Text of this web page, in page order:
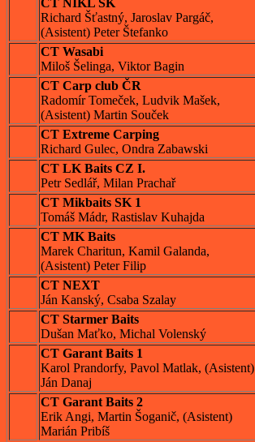
Richard Šťastný, Jaroslav Pargáč,
(Asistent) Peter Štefanko
CT Wasabi
Miloš Šelinga, Viktor Bagin
CT Carp club ČR
Radomír Tomeček, Ludvik Mašek,
(Asistent) Martin Souček
CT Extreme Carping
Richard Gulec, Ondra Zabawski
CT LK Baits CZ I.
Petr Sedlář, Milan Prachař
CT Mikbaits SK 1
Tomáš Mádr, Rastislav Kuhajda
CT MK Baits
Marek Charitun, Kamil Galanda,
(Asistent) Peter Filip
CT NEXT
Ján Kanský, Csaba Szalay
CT Starmer Baits
Dušan Maťko, Michal Volenský
CT Garant Baits 1
Karol Prandorfy, Pavol Matlak, (Asistent)
Ján Danaj
CT Garant Baits 2
Erik Angi, Martin Šoganič, (Asistent)
Marián Pribíš